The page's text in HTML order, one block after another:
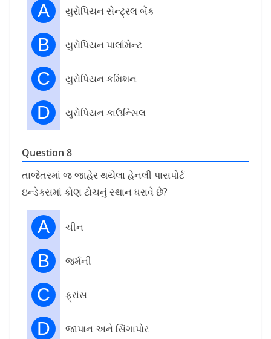
A યુરોપિયન સેન્ટ્રલ બેંક
B યુરોપિયન પાર્લામેન્ટ
C યુરોપિયન કમિશન
D યુરોપિયન કાઉન્સિલ
Question 8
તાજેતરમાં જ જાહેર થયેલા હેનલી પાસપોર્ટ
ઇન્ડેક્સમાં કોણ ટોચનું સ્થાન ધરાવે છે?
A ચીન
B જર્મની
C ફ્રાંસ
D જાપાન અને સિંગાપોર